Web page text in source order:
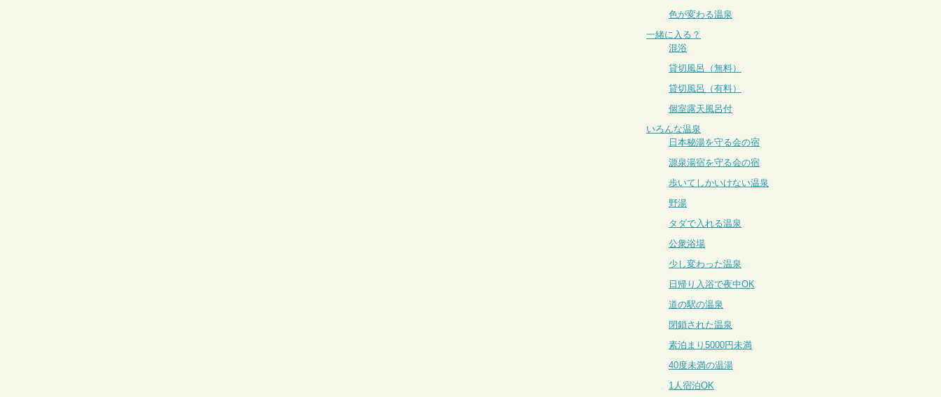
色が変わる温泉
一緒に入る？
混浴
貸切風呂（無料）
貸切風呂（有料）
個室露天風呂付
いろんな温泉
日本秘湯を守る会の宿
源泉湯宿を守る会の宿
歩いてしかいけない温泉
野湯
タダで入れる温泉
公衆浴場
少し変わった温泉
日帰り入浴で夜中OK
道の駅の温泉
閉鎖された温泉
素泊まり5000円未満
40度未満の温湯
1人宿泊OK